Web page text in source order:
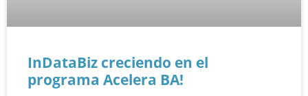
InDataBiz creciendo en el
programa Acelera BA!